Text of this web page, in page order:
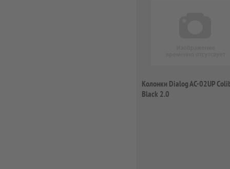
Колонки Dialog AC-02UP
Black 2.0